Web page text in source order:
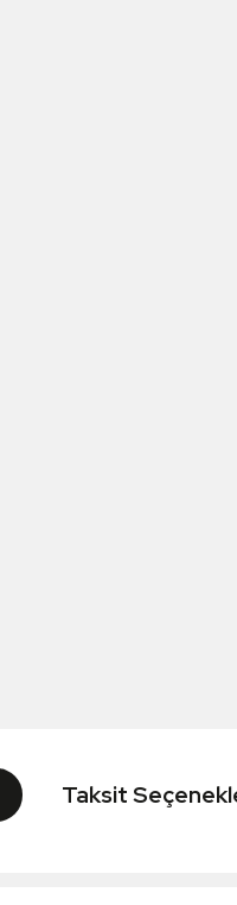
Taksit